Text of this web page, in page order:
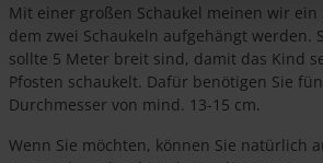
Mit einer großen Schaukel meinen wir ein
dem zwei Schaukeln aufgehängt werden.
sollte 5 Meter breit sind, damit das Kind
Pfosten schaukelt. Dafür benötigen Sie
Durchmesser von mind. 13-15 cm.
Wenn Sie möchten, können Sie natürlich